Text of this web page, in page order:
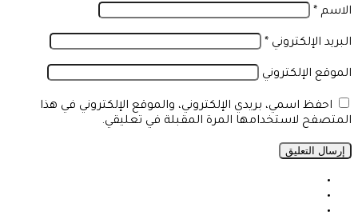
الاسم *
البريد الإلكتروني *
الموقع الإلكتروني
احفظ اسمي، بريدي الإلكتروني، والموقع الإلكتروني في هذا
المتصفح لاستخدامها المرة المقبلة في تعليقي.